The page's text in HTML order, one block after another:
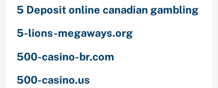
5 Deposit online canadian gambling
5-lions-megaways.org
500-casino-br.com
500-casino.us